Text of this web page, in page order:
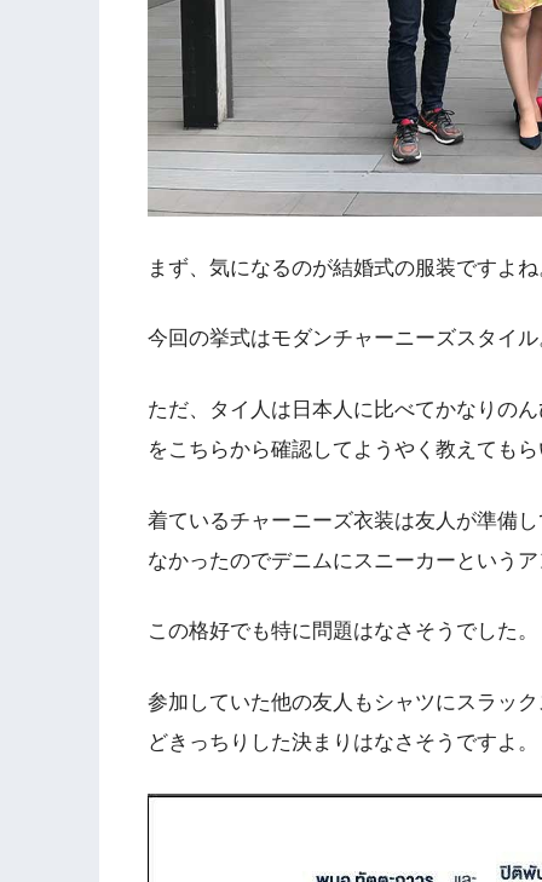
まず、気になるのが結婚式の服装ですよ
今回の挙式はモダンチャーニーズスタイ
ただ、タイ人は日本人に比べてかなりの
をこちらから確認してようやく教えても
着ているチャーニーズ衣装は友人が準備
なかったのでデニムにスニーカーという
この格好でも特に問題はなさそうでした。
参加していた他の友人もシャツにスラッ
どきっちりした決まりはなさそうですよ。